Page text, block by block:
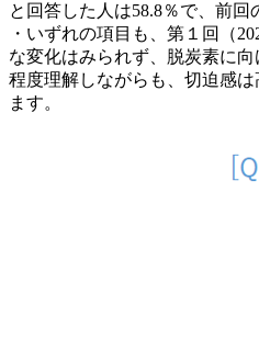
と回答した人は58.8％で、前回
・いずれの項目も、第１回（
な変化はみられず、脱炭素に
程度理解しながらも、切迫感
ます。